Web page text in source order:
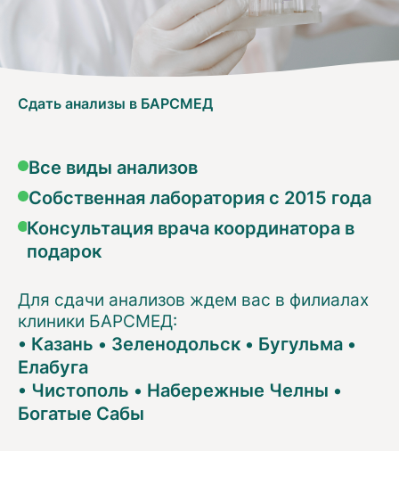
Сдать анализы в БАРСМЕД
Все виды анализов
Собственная лаборатория с 2015 года
Консультация врача координатора в
подарок
Для сдачи анализов ждем вас в филиалах
клиники БАРСМЕД:
• Казань • Зеленодольск • Бугульма •
Елабуга
• Чистополь • Набережные Челны •
Богатые Сабы